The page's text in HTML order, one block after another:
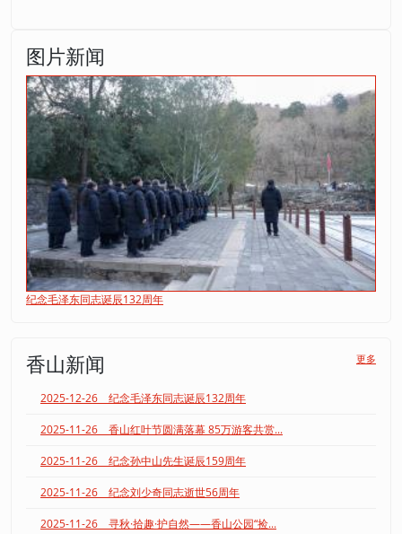
图片新闻
纪念毛泽东同志诞辰132周年
香山新闻 更多
2025-12-26 纪念毛泽东同志诞辰132周年
2025-11-26 香山红叶节圆满落幕 85万游客共赏...
2025-11-26 纪念孙中山先生诞辰159周年
2025-11-26 纪念刘少奇同志逝世56周年
2025-11-26 寻秋·拾趣·护自然——香山公园“捡...